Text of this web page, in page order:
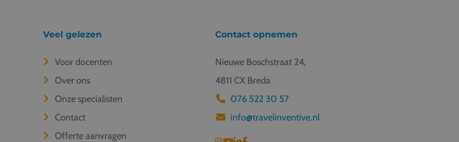
Veel gelezen
Voor docenten
Over ons
Onze specialisten
Contact
Offerte aanvragen
Contact opnemen
Nieuwe Boschstraat 24,
4811 CX Breda
076 522 30 57
info@travelinventive.nl